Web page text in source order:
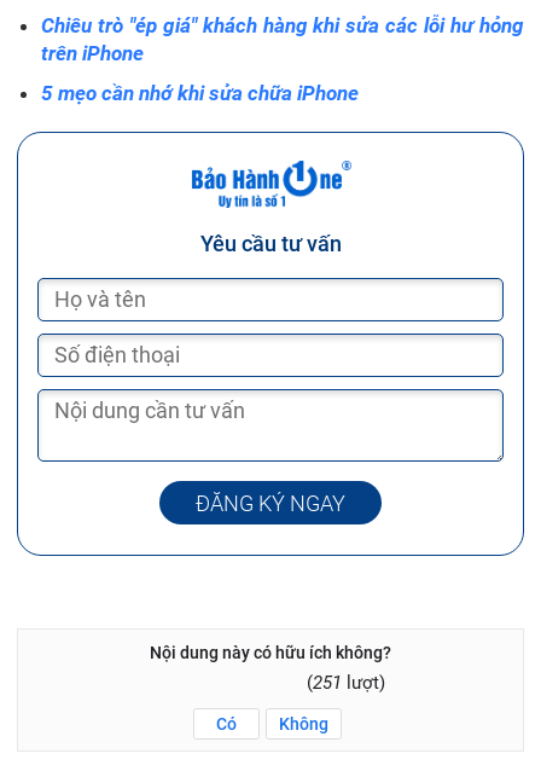
Chiêu trò "ép giá" khách hàng khi sửa các lỗi hư hỏng
trên iPhone
5 mẹo cần nhớ khi sửa chữa iPhone
Yêu cầu tư vấn
ĐĂNG KÝ NGAY
Nội dung này có hữu ích không?
(251 lượt)
Có Không